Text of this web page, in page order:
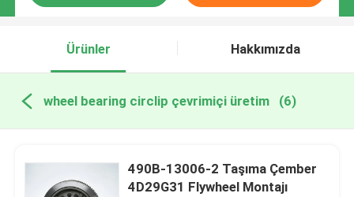
Ürünler Hakkımızda
wheel bearing circlip çevrimiçi üretim (6)
490B-13006-2 Taşıma Çember
4D29G31 Flywheel Montajı